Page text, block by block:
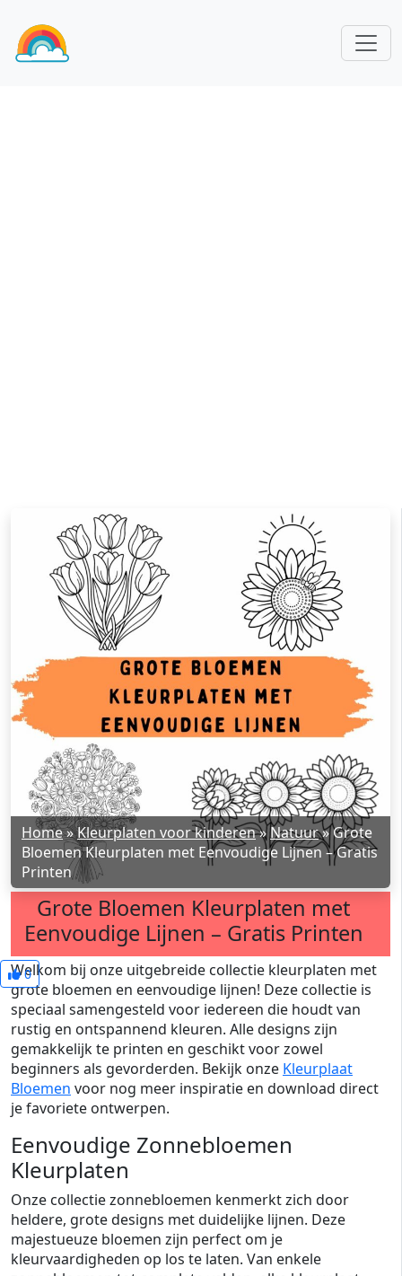
Home»Kleurplaten voor kinderen»Natuur»Grote
Bloemen Kleurplaten met Eenvoudige Lijnen – Gratis
Printen
Grote Bloemen Kleurplaten met
Eenvoudige Lijnen – Gratis Printen
0
Welkom bij onze uitgebreide collectie kleurplaten met
grote bloemen en eenvoudige lijnen! Deze collectie is
speciaal samengesteld voor iedereen die houdt van
rustig en ontspannend kleuren. Alle designs zijn
gemakkelijk te printen en geschikt voor zowel
beginners als gevorderden. Bekijk onze Kleurplaat
Bloemen voor nog meer inspiratie en download direct
je favoriete ontwerpen.
Eenvoudige Zonnebloemen
Kleurplaten
Onze collectie zonnebloemen kenmerkt zich door
heldere, grote designs met duidelijke lijnen. Deze
majestueuze bloemen zijn perfect om je
kleurvaardigheden op los te laten. Van enkele